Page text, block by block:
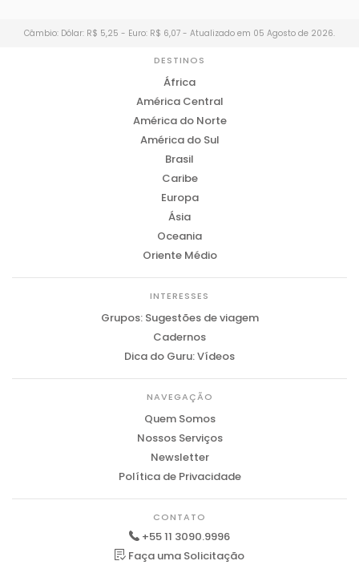
Câmbio: Dólar: R$ 5,25 - Euro: R$ 6,07 - Atualizado em 05 Agosto de 2026.
DESTINOS
África
América Central
América do Norte
América do Sul
Brasil
Caribe
Europa
Ásia
Oceania
Oriente Médio
INTERESSES
Grupos: Sugestões de viagem
Cadernos
Dica do Guru: Vídeos
NAVEGAÇÃO
Quem Somos
Nossos Serviços
Newsletter
Política de Privacidade
CONTATO
+55 11 3090.9996
Faça uma Solicitação